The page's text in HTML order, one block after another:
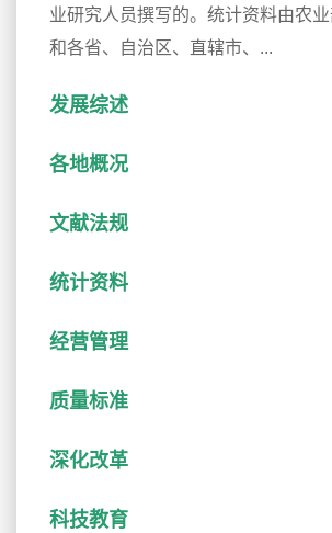
业研究人员撰写的。统计资料由农
和各省、自治区、直辖市、...
发展综述
各地概况
文献法规
统计资料
经营管理
质量标准
深化改革
科技教育